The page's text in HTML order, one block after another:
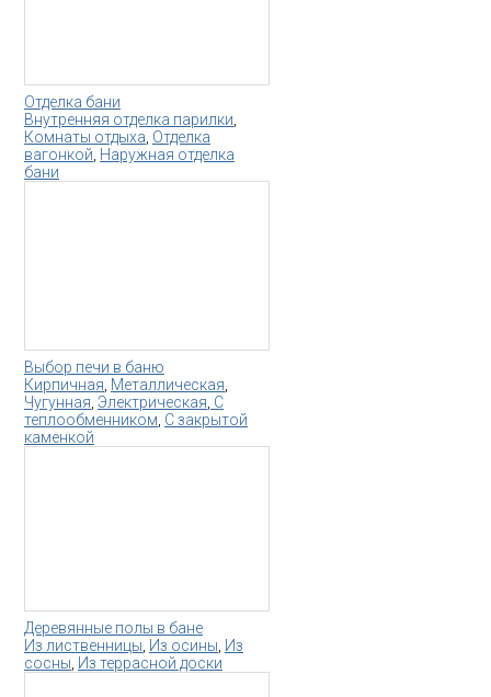
Отделка бани
Внутренняя отделка парилки
Комнаты отдыха Отделка
вагонкой Наружная отделка
бани
Выбор печи в баню
Кирпичная Металлическая
Чугунная Электрическая С
теплообменником С закрытой
каменкой
Деревянные полы в бане
Из лиственницы Из осины Из
сосны Из террасной доски